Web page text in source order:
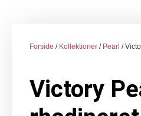
Forside / Kollektioner / Pearl /
Victory